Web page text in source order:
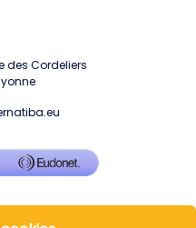
des Cordeliers